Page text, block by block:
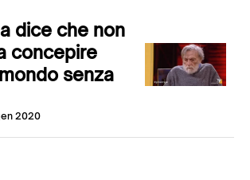
dice che non
concepire
senza
2020